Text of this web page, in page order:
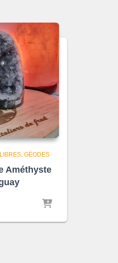
GÉODES
Améthyste